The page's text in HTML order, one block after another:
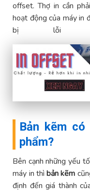
offset. Thợ in cần
hoạt động của máy in
bị lỗi
Bản kẽm
phẩm?
Bên cạnh những yếu
máy in thìbản kẽm
định đến giá thành